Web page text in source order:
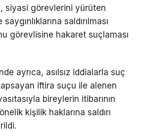
siyasi görevlerini yürüten
saldırılması
görevlisine hakaret suçlaması
ayrıca, asılsız iddialarla suç
iftira suçu ile alenen
bireylerin itibarının
kişilik haklarına saldırı